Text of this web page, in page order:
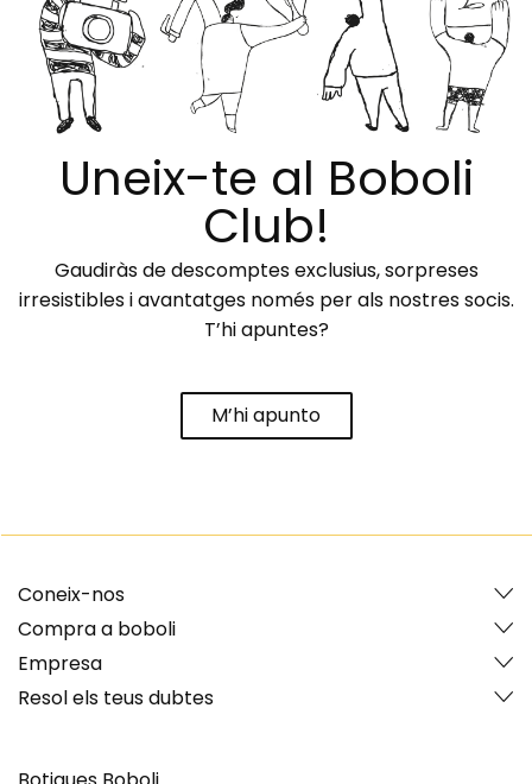
Uneix-te al Boboli
Club!
Gaudiràs de descomptes exclusius, sorpreses
irresistibles i avantatges només per als nostres socis.
T’hi apuntes?
M’hi apunto
Coneix-nos
Compra a boboli
Empresa
Resol els teus dubtes